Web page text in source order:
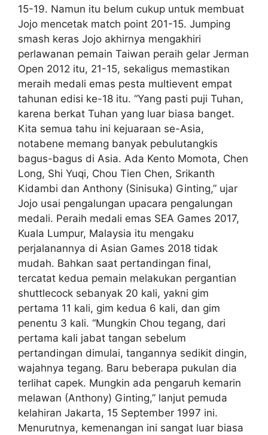
15-19. Namun itu belum cukup untuk membuat
Jojo mencetak match point 201-15. Jumping
smash keras Jojo akhirnya mengakhiri
perlawanan pemain Taiwan peraih gelar Jerman
Open 2012 itu, 21-15, sekaligus memastikan
meraih medali emas pesta multievent empat
tahunan edisi ke-18 itu. “Yang pasti puji Tuhan,
karena berkat Tuhan yang luar biasa banget.
Kita semua tahu ini kejuaraan se-Asia,
notabene memang banyak pebulutangkis
bagus-bagus di Asia. Ada Kento Momota, Chen
Long, Shi Yuqi, Chou Tien Chen, Srikanth
Kidambi dan Anthony (Sinisuka) Ginting,” ujar
Jojo usai pengalungan upacara pengalungan
medali. Peraih medali emas SEA Games 2017,
Kuala Lumpur, Malaysia itu mengaku
perjalanannya di Asian Games 2018 tidak
mudah. Bahkan saat pertandingan final,
tercatat kedua pemain melakukan pergantian
shuttlecock sebanyak 20 kali, yakni gim
pertama 11 kali, gim kedua 6 kali, dan gim
penentu 3 kali. “Mungkin Chou tegang, dari
pertama kali jabat tangan sebelum
pertandingan dimulai, tangannya sedikit dingin,
wajahnya tegang. Baru beberapa pukulan dia
terlihat capek. Mungkin ada pengaruh kemarin
melawan (Anthony) Ginting,” lanjut pemuda
kelahiran Jakarta, 15 September 1997 ini.
Menurutnya, kemenangan ini sangat luar biasa